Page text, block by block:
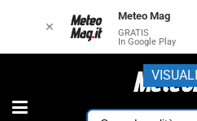
✕
Meteo Mag
GRATIS
In Google Play